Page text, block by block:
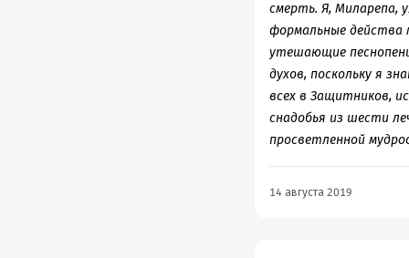
смерть. Я, Миларепа,
формальные действа
утешающие
духов, поскольку я
всех в Защитников,
снадобья из шести
просветленной
14 августа 2019